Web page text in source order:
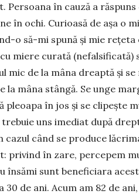
în cau­ză a răs­puns
în ochi. Curioa­să de așa o
o să-mi spună și mie rețeta
miere curată (nefalsi­ficată)
mic de la mâna dreaptă și
mâna stângă. Se unge
pleoa­pa în jos și se cli­pește
uns ime­diat după
când se pro­duce
privind în zare, percepem
în­sămi sunt benefi­ciara
de ani. Acum am 82 de